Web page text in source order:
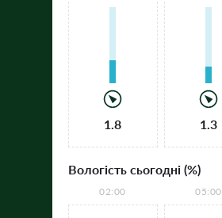
1.8 1.3
Вологість сьогодні (%)
02:00 05:00